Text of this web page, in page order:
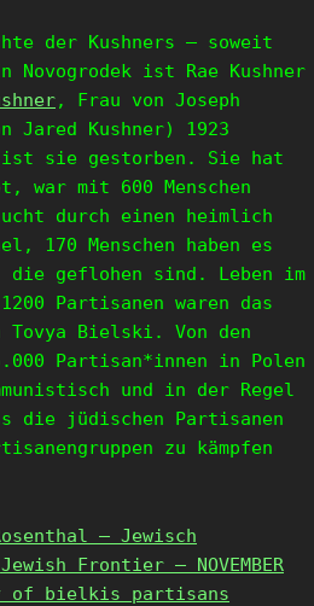
der Kushners – soweit
ist Rae Kushner
, Frau von Joseph
Jared Kushner) 1923
ist sie gestorben. Sie hat
war mit 600 Menschen
durch einen heimlich
170 Menschen haben es
die geflohen sind. Leben im
Partisanen waren das
Tovya Bielski. Von den
Partisan*innen in Polen
und in der Regel
die jüdischen Partisanen
zu kämpfen
– Jewisch
Frontier – NOVEMBER
of bielkis partisans